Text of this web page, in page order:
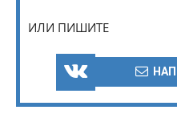
ИЛИ ПИШИТЕ